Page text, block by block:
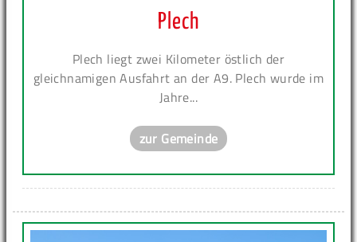
Plech
Plech liegt zwei Kilometer östlich der
gleichnamigen Ausfahrt an der A9. Plech wurde im
Jahre...
zur Gemeinde